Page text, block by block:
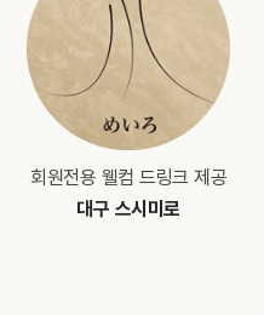
회원전용 웰컴 드링크 제공
대구 스시미로